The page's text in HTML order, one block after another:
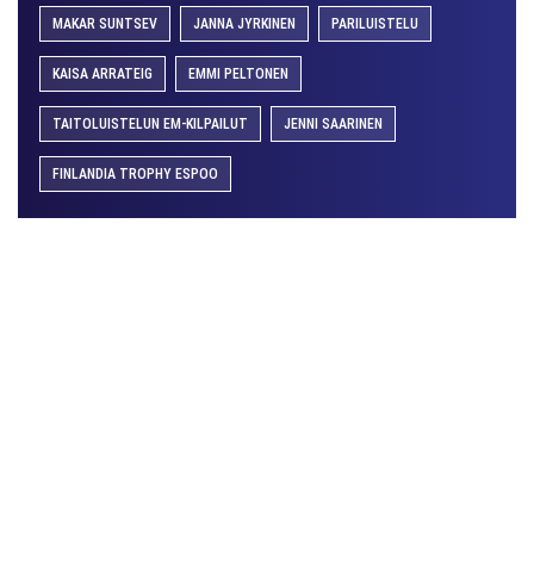
MAKAR SUNTSEV JANNA JYRKINEN PARILUISTELU
KAISA ARRATEIG EMMI PELTONEN
TAITOLUISTELUN EM-KILPAILUT JENNI SAARINEN
FINLANDIA TROPHY ESPOO